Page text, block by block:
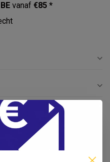
vanaf €85 *